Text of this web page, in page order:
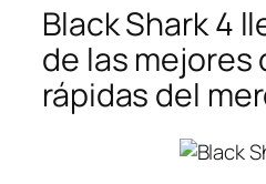
Black Shark 4
de las mejores
rápidas del